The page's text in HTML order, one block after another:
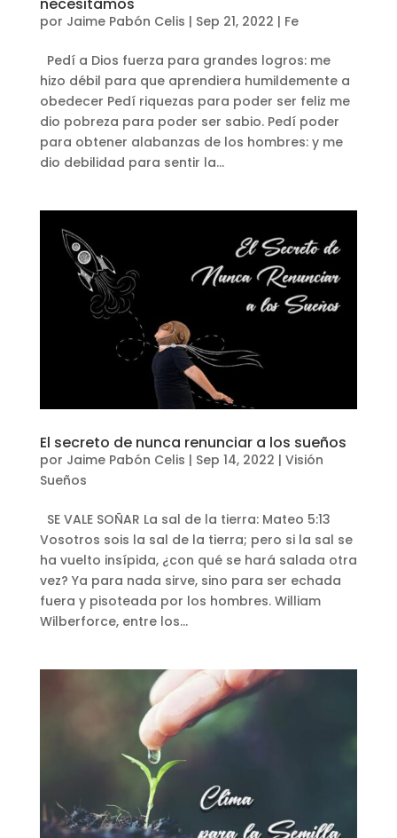
por Jaime Pabón Celis | Sep 21, 2022 | Fe
Pedí a Dios fuerza para grandes logros: me
hizo débil para que aprendiera humildemente a
obedecer Pedí riquezas para poder ser feliz me
dio pobreza para poder ser sabio. Pedí poder
para obtener alabanzas de los hombres: y me
dio debilidad para sentir la...
El secreto de nunca renunciar a los sueños
por Jaime Pabón Celis | Sep 14, 2022 | Visión
Sueños
SE VALE SOÑAR La sal de la tierra: Mateo 5:13
Vosotros sois la sal de la tierra; pero si la sal se
ha vuelto insípida, ¿con qué se hará salada otra
vez? Ya para nada sirve, sino para ser echada
fuera y pisoteada por los hombres. William
Wilberforce, entre los...